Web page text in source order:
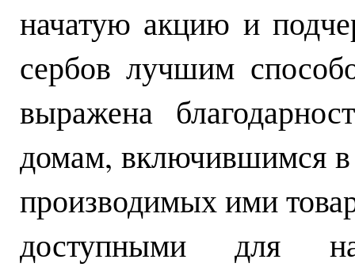
начатую акцию и
сербов лучшим
выражена
домам, включившимся
производимых ими
доступными для